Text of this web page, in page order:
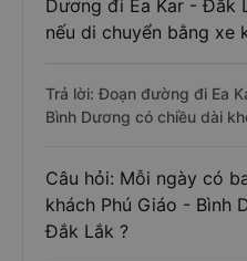
Dương đi Ea Kar - Đắk
nếu di chuyển bằng xe
Trả lời: Đoạn đường đi Ea
Bình Dương có chiều dài
Câu hỏi: Mỗi ngày có
khách Phú Giáo - Bình
Đắk Lắk ?